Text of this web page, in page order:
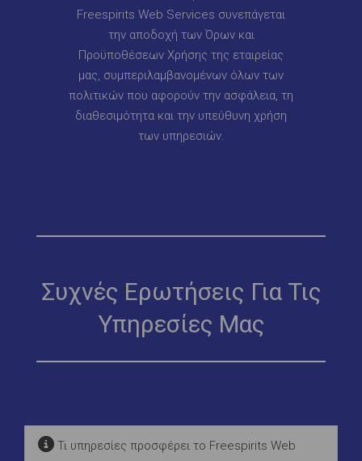
Freespirits Web Services συνεπάγεται
την αποδοχή των Όρων και
Προϋποθέσεων Χρήσης της εταιρείας
μας, συμπεριλαμβανομένων όλων των
πολιτικών που αφορούν την ασφάλεια, τη
διαθεσιμότητα και την υπεύθυνη χρήση
των υπηρεσιών.
Συχνές Ερωτήσεις Για Τις
Υπηρεσίες Μας
Τι υπηρεσίες προσφέρει το Freespirits Web